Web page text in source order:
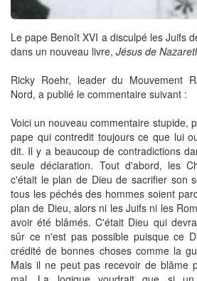
Le pape Benoît XVI a disculpé les Juifs
dans un nouveau livre, Jésus de
Ricky Roehr, leader du Mouvement
Nord, a publié le commentaire suivant :
Voici un nouveau commentaire stupide,
pape qui contredit toujours ce que lui
dit. Il y a beaucoup de contradictions
seule déclaration. Tout d'abord, les
c'était le plan de Dieu de sacrifier son
tous les péchés des hommes soient
plan de Dieu, alors ni les Juifs ni les
avoir été blâmés. C'était Dieu qui
sûr ce n'est pas possible puisque ce
crédité de bonnes choses comme la
Mais il ne peut pas recevoir de blâme